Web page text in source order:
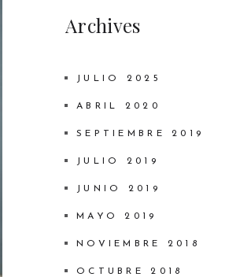
Archives
JULIO 2025
ABRIL 2020
SEPTIEMBRE 2019
JULIO 2019
JUNIO 2019
MAYO 2019
NOVIEMBRE 2018
OCTUBRE 2018